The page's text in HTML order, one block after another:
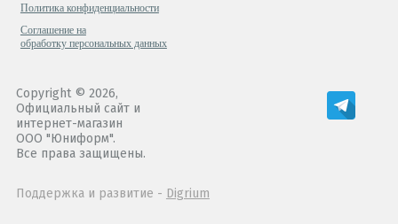
Политика конфиденциальности
Cоглашение на
обработку персональных данных
Copyright © 2026,
Официальный сайт и
интернет-магазин
ООО "Юниформ".
Все права защищены.
Поддержка и развитие - Digrium